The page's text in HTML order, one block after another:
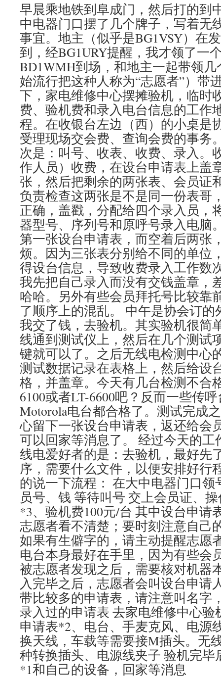
早晨乘地铁到阜成门，然后打的到
中电器门口摆了几个牌子，写着无
事宜。地主（似乎是BG1VSY）在
到，经BG1URY提醒，我才领了一
BD1WMH到场，和地主一起带领
始流行把这种人称为“志愿者”）带
下，家电维修中心摆摊验机，临时
费、验机费和录入电台信息的工作
程。在收银台左边（西）的小桌是
受理现场交会费、查询会费的事务
次是：叫号、收表、收费、录入。
作人员）收费，在设台申请表上盖
张，然后把剩余的两张表、会员证
负责检查这两张是不是同一份表哥
正确，盖戳，分配给四个录入员，
器型号、序列号和原呼号录入电脑
第一张设台申请表，而空着后两张
烦。因为三张表分别给不同的单位
得设台信息，导致收费录入工作数
我先把自己录入而没有交钱盖章，
哈哈。另外有些会员拜托号比较靠
了顺序上的混乱。 中午是协会订
我交了钱，去验机。其实验机很简
线通到测试仪上，然后在几个测试
键就可以了。之后无线电检测中心
测试数据记录在表格上，然后给设
格，并盖章。今天有几台检测不合
6100或者LT-6600吧？反而一些传
Motorola电台都合格了。测试完成
心留下一张设台申请表，返还给会
可以回家等消息了。 经过今天的
线电爱好者的是：去验机，最好先
序，需要什么文件，以便安排好行
的说一下流程： 在大中电器门口领
员号、钱 等待叫号 交上会员证、
*3、验机费100元/台 其中设台申请
志愿者看不清楚；要时刻注意自己
如果有生僻字的，请主动提醒志愿
电台本身最好在手里，因为有些会
被志愿者发现之后，需要核对机器
入完毕之后，志愿者会叫设台申请
带比较多的申请表，请注意叫名字
录入过的申请表 去家电维修中心
申请表*2、电台、手麦克风、电源
换天线，车载等需要接M插头。无
种转换插头、电源线夹子 验机完
*1和自己的设备，回家等消息